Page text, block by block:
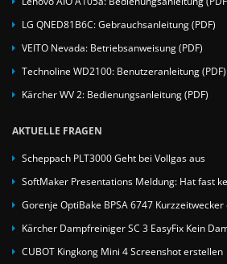
LG QNED81B6C: Gebrauchsanleitung (PDF)
VEITO Nevada: Betriebsanweisung (PDF)
Technoline WD2100: Benutzeranleitung (PDF)
Kärcher WV 2: Bedienungsanleitung (PDF)
AKTUELLE FRAGEN
Scheppach PLT3000 Geht bei Vollgas aus
SoftMaker Presentations Meldung: Hat fast
Gorenje OptiBake BPSA 6747
Kärcher Dampfreiniger SC 3 EasyFix Kein
CUBOT Kingkong Mini 4 Screenshot erstellen